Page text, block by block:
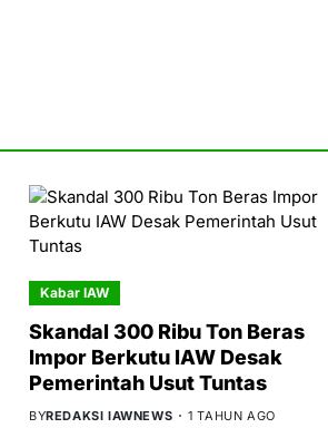
Kabar IAW
Skandal 300 Ribu Ton Beras
Impor Berkutu IAW Desak
Pemerintah Usut Tuntas
BYREDAKSI IAWNEWS 1 TAHUN AGO